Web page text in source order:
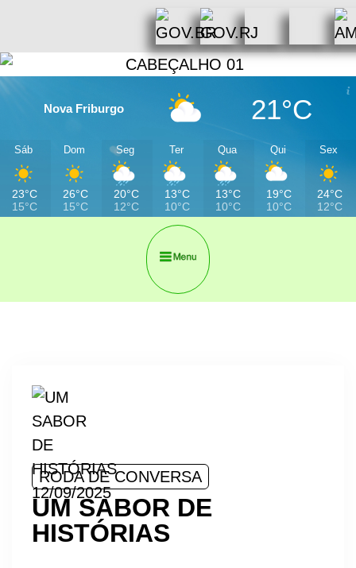
Nova Friburgo 21°C
Sáb
23°C
15°C
Dom
26°C
15°C
Seg
20°C
12°C
Ter
13°C
10°C
Qua
13°C
10°C
Qui
19°C
10°C
Sex
24°C
12°C
RODA DE CONVERSA
UM SABOR DE
HISTÓRIAS